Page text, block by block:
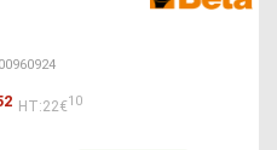
HT:22€10